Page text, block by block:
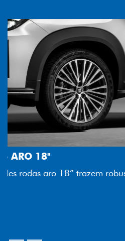
FAROL FULL LED
Tecnologia dos faróis
melhor luminosidade, maior